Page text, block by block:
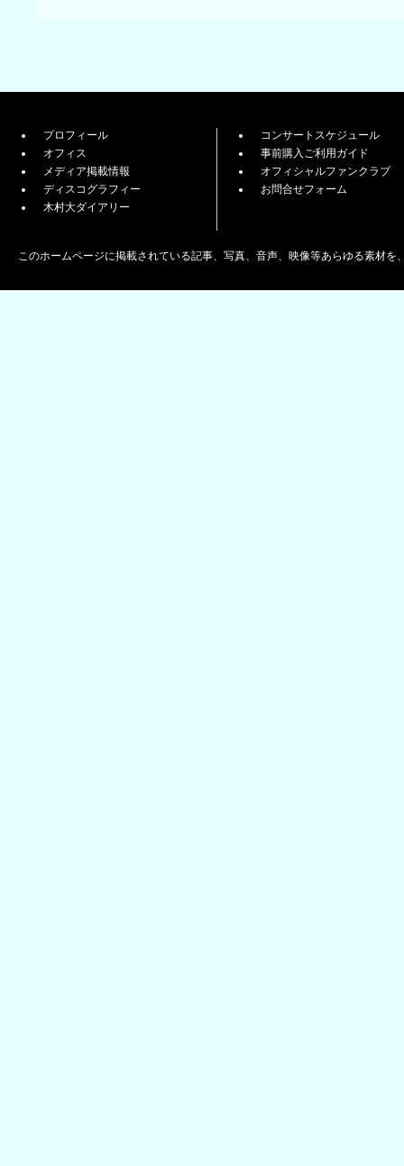
プロフィール
オフィス
メディア掲載情報
ディスコグラフィー
木村大ダイアリー
コンサートスケジュール
事前購入ご利用ガイド
オフィシャルファンクラブ
お問合せフォーム
このホームページに掲載されている記事、写真、音声、映像等あらゆる素材